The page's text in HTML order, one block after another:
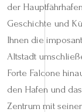
der
Geschichte und
Ihnen die
Altstadt
Forte Falcone
den Hafen und
Zentrum mit